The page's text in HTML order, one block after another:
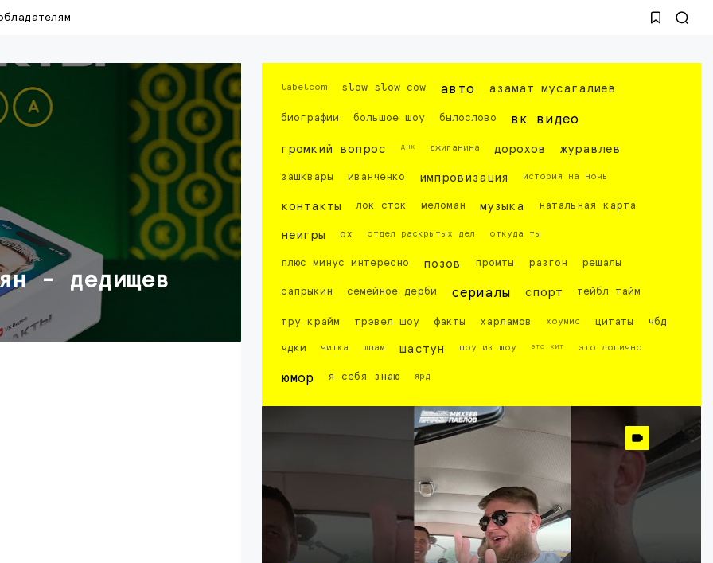
- дедищев
labelcom slow slow cow авто азамат мусагалиев
биографии большое шоу былослово вк видео
громкий вопрос днк джиганина дорохов журавлев
зашквары иванченко импровизация история на ночь
контакты лок сток меломан музыка натальная карта
неигры ох отдел раскрытых дел откуда ты
плюс минус интересно позов промты разгон решалы
сапрыкин семейное дерби сериалы спорт тейбл тайм
тру крайм трэвел шоу факты харламов хоумис цитаты чбд
чдки читка шпам шастун шоу из шоу это хит это логично
юмор я себя знаю ярд